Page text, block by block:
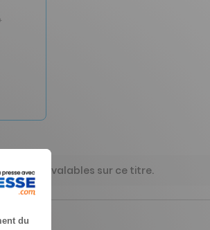
sont pas valables sur ce titre.